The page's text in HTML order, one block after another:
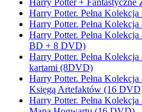
Harry Potter +
Harry Potter. Pełna
Harry Potter. Pełna
Harry Potter. Pełna
BD + 8 DVD)
Harry Potter. Pełna
kartami (8DVD)
Harry Potter. Pełna
Księgą Artefaktów (16
Harry Potter. Pełna